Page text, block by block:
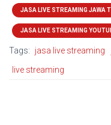
JASA LIVE STREAMING JAWA
JASA LIVE STREAMING
Tags: jasa live streaming
live streaming